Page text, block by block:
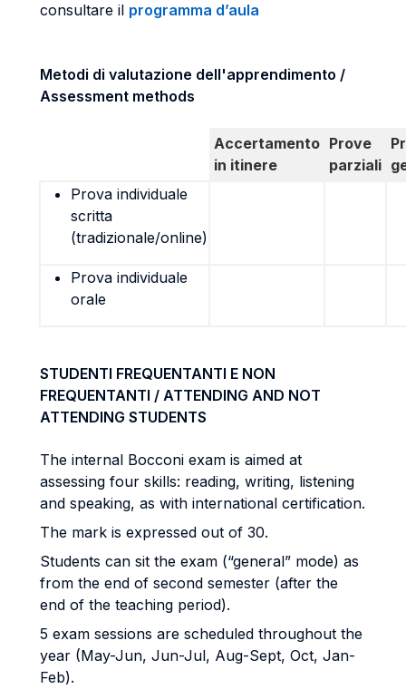
consultare il programma d’aula
Metodi di valutazione dell'apprendimento /
Assessment methods
Accertamento
in itinere
Prove
parziali
Prova individuale
scritta
(tradizionale/online)
Prova individuale
orale
STUDENTI FREQUENTANTI E NON
FREQUENTANTI / ATTENDING AND NOT
ATTENDING STUDENTS
The internal Bocconi exam is aimed at
assessing four skills: reading, writing, listening
and speaking, as with international certification.
The mark is expressed out of 30.
Students can sit the exam (“general” mode) as
from the end of second semester (after the
end of the teaching period).
5 exam sessions are scheduled throughout the
year (May-Jun, Jun-Jul, Aug-Sept, Oct, Jan-
Feb).